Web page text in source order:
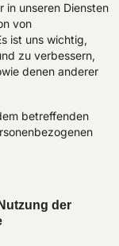
in unseren Diensten
von
ist uns wichtig,
zu verbessern,
denen anderer
betreffenden
der